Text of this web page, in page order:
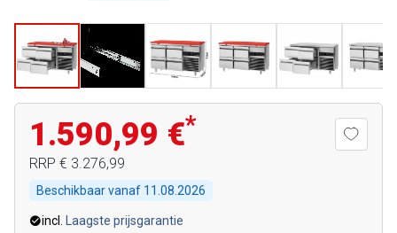
1.590,99 €*
RRP € 3.276,99
Beschikbaar vanaf 11.08.2026
incl.
Laagste prijsgarantie